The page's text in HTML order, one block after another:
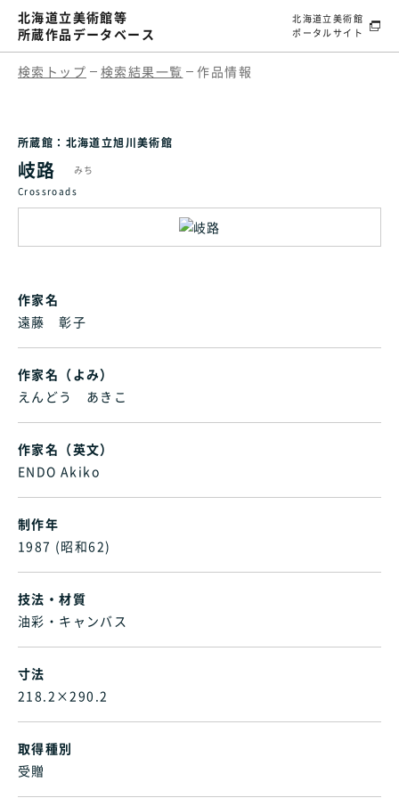
北海道立美術館等
所蔵作品データベース
北海道立美術館
ポータルサイト
検索トップ 検索結果一覧 作品情報
所蔵館：北海道立旭川美術館
岐路
みち
Crossroads
作家名
遠藤 彰子
作家名（よみ）
えんどう あきこ
作家名（英文）
ENDO Akiko
制作年
1987 (昭和62)
技法・材質
油彩・キャンバス
寸法
218.2×290.2
取得種別
受贈